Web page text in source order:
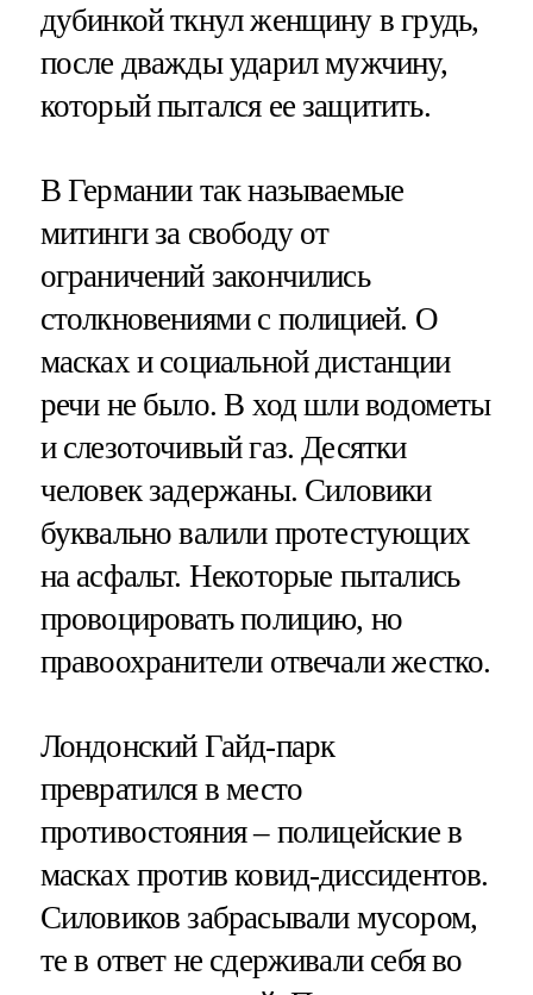
дубинкой ткнул женщину в грудь,
после дважды ударил мужчину,
который пытался ее защитить.
В Германии так называемые
митинги за свободу от
ограничений закончились
столкновениями с полицией. О
масках и социальной дистанции
речи не было. В ход шли водометы
и слезоточивый газ. Десятки
человек задержаны. Силовики
буквально валили протестующих
на асфальт. Некоторые пытались
провоцировать полицию, но
правоохранители отвечали жестко.
Лондонский Гайд-парк
превратился в место
противостояния – полицейские в
масках против ковид-диссидентов.
Силовиков забрасывали мусором,
те в ответ не сдерживали себя во